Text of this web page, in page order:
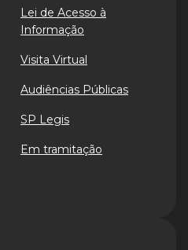
Lei de Acesso à
Informação
Visita Virtual
Audiências Públicas
SP Legis
Em tramitação